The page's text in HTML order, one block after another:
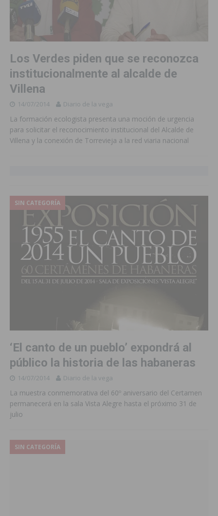
Los Verdes piden que se reconozca
institucionalmente al alcalde de
Villena
14/07/2014 Diario de la vega
La formación ecologista presenta una moción de urgencia
para solicitar el reconocimiento institucional del Alcalde de
Villena y la conexión de Torrevieja a la red viaria nacional
SIN CATEGORÍA
‘El canto de un pueblo’ expondrá al
público la historia de las habaneras
14/07/2014 Diario de la vega
La muestra conmemorativa del 60º aniversario del Certamen
permanecerá en la sala Vista Alegre hasta el próximo 31 de
julio
SIN CATEGORÍA